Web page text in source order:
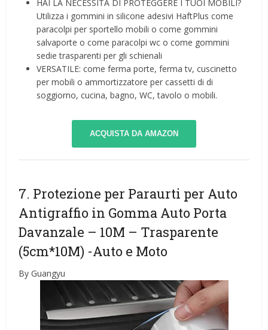
HAI LA NECESSITÀ DI PROTEGGERE I TUOI MOBILI?
Utilizza i gommini in silicone adesivi HaftPlus come
paracolpi per sportello mobili o come gommini
salvaporte o come paracolpi wc o come gommini
sedie trasparenti per gli schienali
VERSATILE: come ferma porte, ferma tv, cuscinetto
per mobili o ammortizzatore per cassetti di di
soggiorno, cucina, bagno, WC, tavolo o mobili.
ACQUISTA DA AMAZON
7. Protezione per Paraurti per Auto
Antigraffio in Gomma Auto Porta
Davanzale – 10M – Trasparente
(5cm*10M) -Auto e Moto
By Guangyu